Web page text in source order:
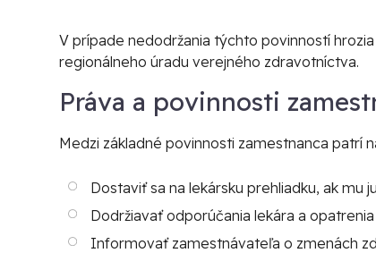
V prípade nedodržania týchto povinností
regionálneho úradu verejného zdravotníctva.
Práva a povinnosti
Medzi základné povinnosti zamestnanca patrí
Dostaviť sa na lekársku prehliadku, ak mu
Dodržiavať odporúčania lekára a opatrenia
Informovať zamestnávateľa o zmenách